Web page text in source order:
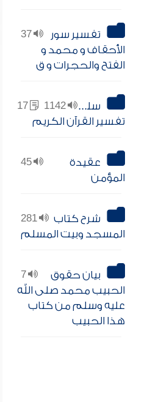
37
تفسير سور
الأحقاف و محمد و
الفتح والحجرات و ق
1142
17
سلسلة
تفسير القرآن الكريم
45
عقيدة
المؤمن
281
شرح كتاب
المسجد وبيت المسلم
7
بيان حقوق
الحبيب محمد صلى الله
عليه وسلم من كتاب
هذا الحبيب